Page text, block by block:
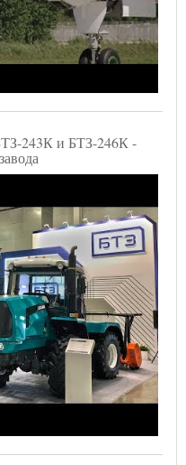
243К и БТЗ-246К -